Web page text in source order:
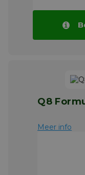
Q8
Meer info